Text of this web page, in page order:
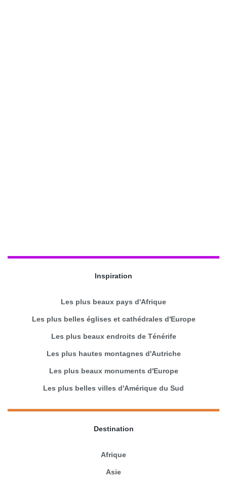
Inspiration
Les plus beaux pays d'Afrique
Les plus belles églises et cathédrales d'Europe
Les plus beaux endroits de Ténérife
Les plus hautes montagnes d'Autriche
Les plus beaux monuments d'Europe
Les plus belles villes d'Amérique du Sud
Destination
Afrique
Asie